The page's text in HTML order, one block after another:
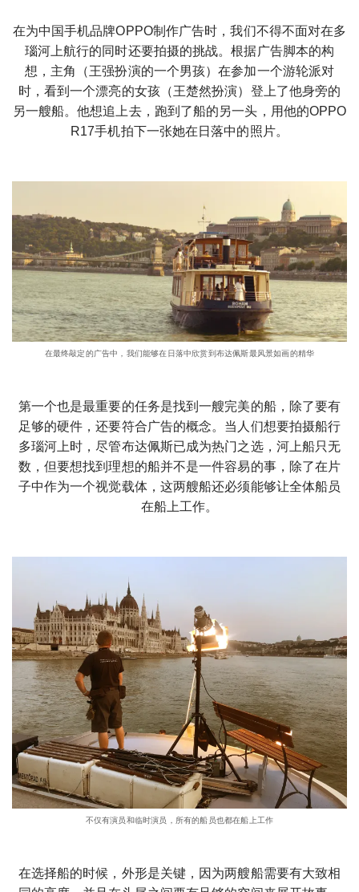
在为中国手机品牌OPPO制作广告时，我们不得不面对在多
瑙河上航行的同时还要拍摄的挑战。根据广告脚本的构
想，主角（王强扮演的一个男孩）在参加一个游轮派对
时，看到一个漂亮的女孩（王楚然扮演）登上了他身旁的
另一艘船。他想追上去，跑到了船的另一头，用他的OPPO
R17手机拍下一张她在日落中的照片。
在最终敲定的广告中，我们能够在日落中欣赏到布达佩斯最风景如画的精华
第一个也是最重要的任务是找到一艘完美的船，除了要有
足够的硬件，还要符合广告的概念。当人们想要拍摄船行
多瑙河上时，尽管布达佩斯已成为热门之选，河上船只无
数，但要想找到理想的船并不是一件容易的事，除了在片
子中作为一个视觉载体，这两艘船还必须能够让全体船员
在船上工作。
不仅有演员和临时演员，所有的船员也都在船上工作
在选择船的时候，外形是关键，因为两艘船需要有大致相